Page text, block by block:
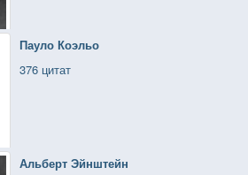
Пауло Коэльо
376 цитат
Альберт Эйнштейн